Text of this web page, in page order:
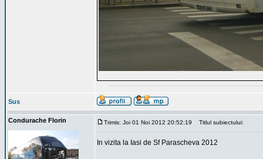
Sus
Condurache Florin Trimis: Joi 01 Noi 2012 20:52:19 Titlul subiectului:
In vizita la Iasi de Sf Parascheva 2012